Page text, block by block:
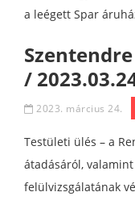
a leégett Spar
/
2023. március 24.
Testületi ülés – a
átadásáról,
felülvizsgálatának